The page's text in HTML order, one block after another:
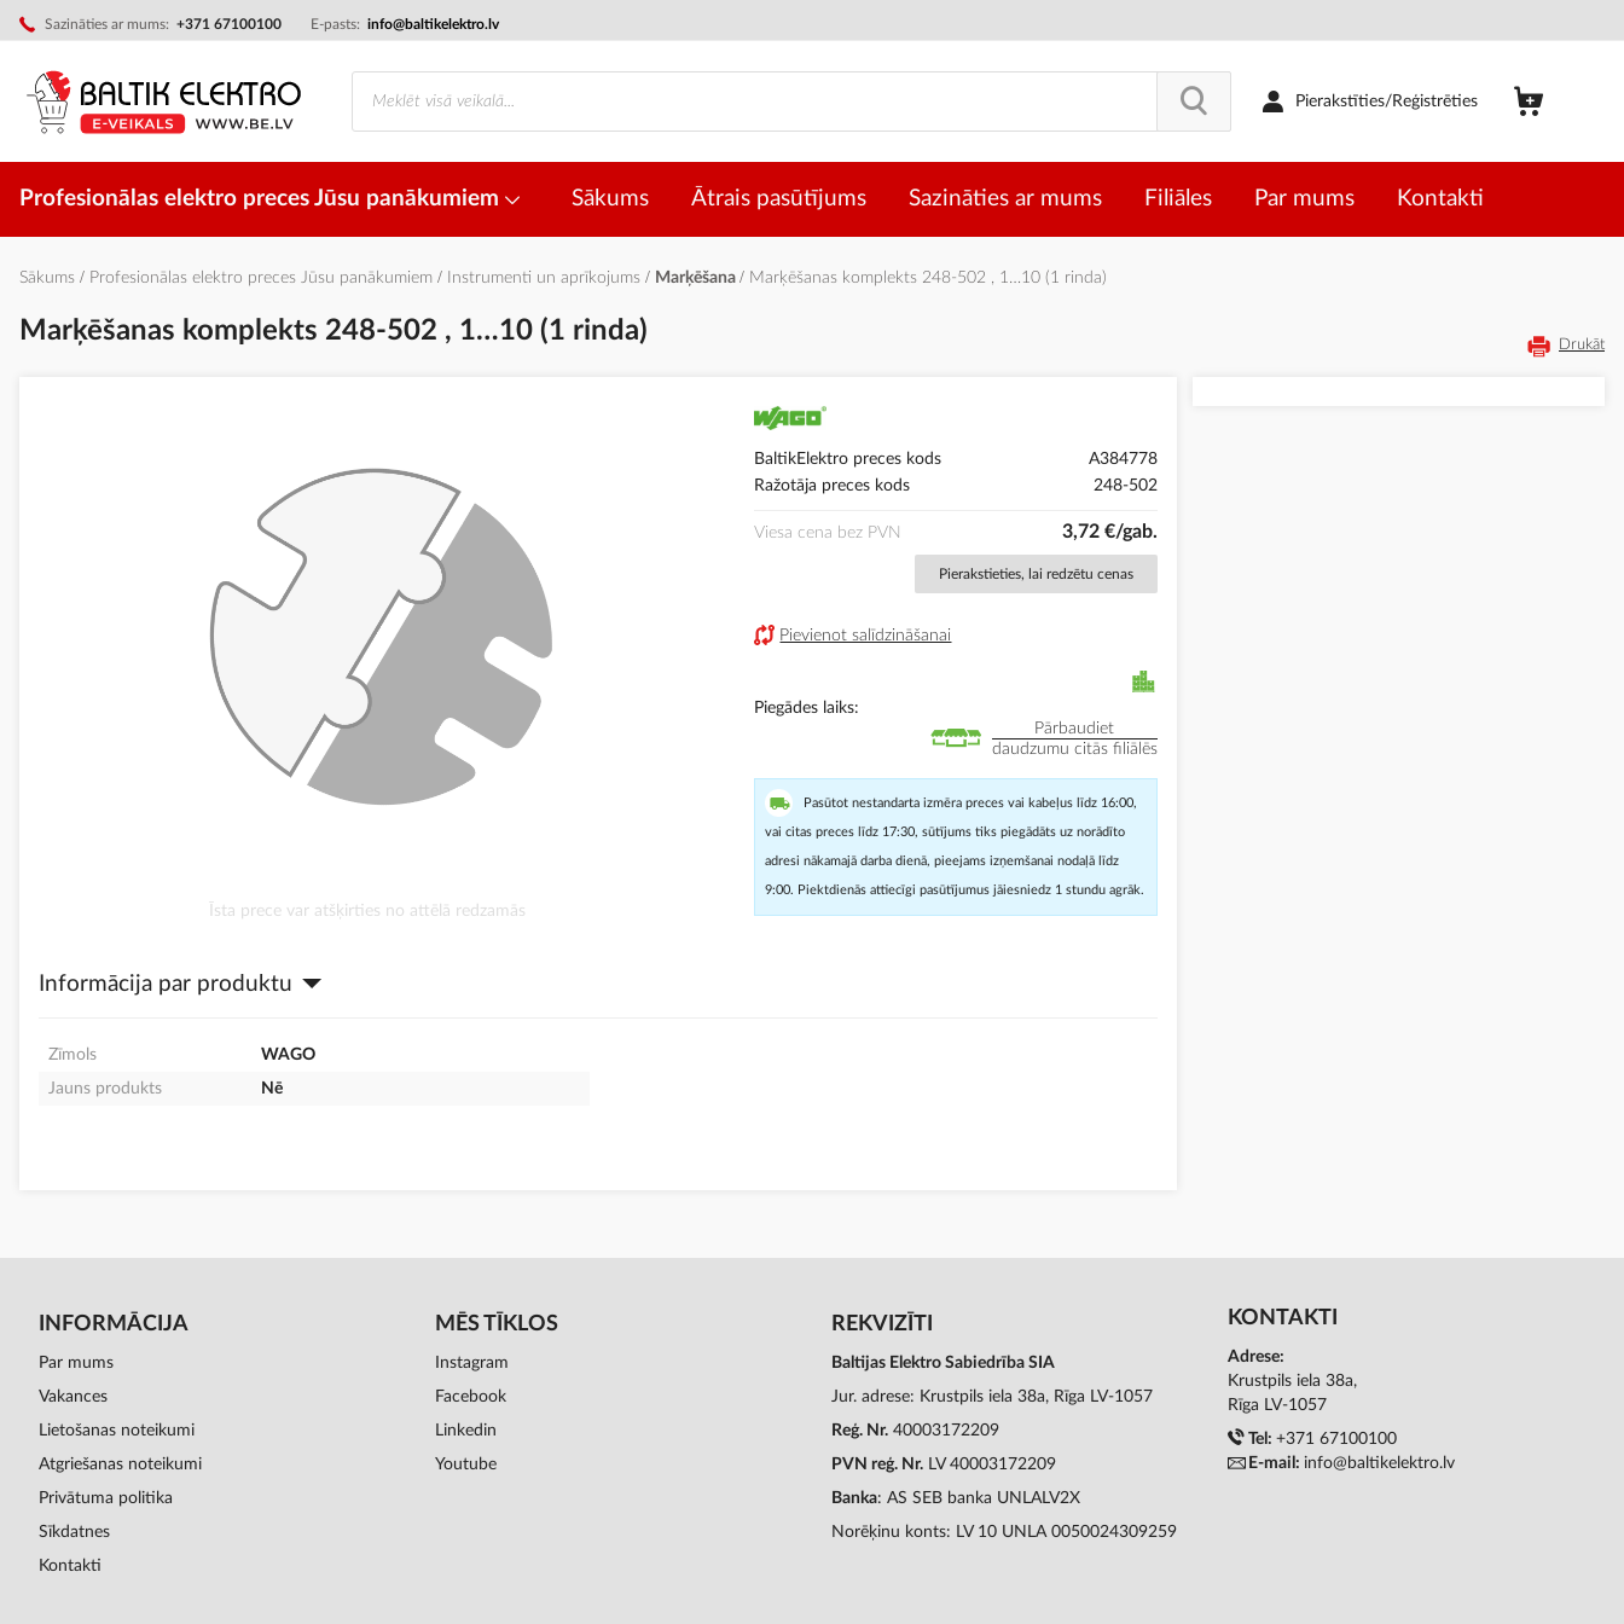
Sazināties ar mums: +371 67100100 E-pasts: info@baltikelektro.lv
Skip
to
Content
Pierakstīties/Reģistrēties
Profesionālas elektro preces Jūsu panākumiem Sākums Ātrais pasūtījums Sazināties ar mums Filiāles Par mums Kontakti
Sākums Profesionālas elektro preces Jūsu panākumiem Instrumenti un aprīkojums Marķēšana Marķēšanas komplekts 248-502 , 1…10 (1 rinda)
Marķēšanas komplekts 248-502 , 1…10 (1 rinda) Drukāt
sākumu
Īsta prece var atšķirties no attēlā redzamās
BaltikElektro preces kods
A384778
Ražotāja preces kods
248-502
Viesa cena bez PVN 3,72 €/gab.
Pierakstieties, lai redzētu cenas
Pievienot salīdzināšanai
Piegādes laiks
Pārbaudiet
daudzumu citās filiālēs
Pasūtot nestandarta izmēra preces vai kabeļus līdz 16:00,
vai citas preces līdz 17:30, sūtījums tiks piegādāts uz norādīto
adresi nākamajā darba dienā, pieejams izņemšanai nodaļā līdz
9:00. Piektdienās attiecīgi pasūtījumus jāiesniedz 1 stundu agrāk.
Informācija par produktu
Zīmols
WAGO
Jauns produkts
Nē
INFORMĀCIJA
Par mums
Vakances
Lietošanas noteikumi
Atgriešanas noteikumi
Privātuma politika
Sīkdatnes
Kontakti
MĒS TĪKLOS
Instagram
Facebook
Linkedin
Youtube
REKVIZĪTI
Baltijas Elektro Sabiedrība SIA
Jur. adrese: Krustpils iela 38a, Rīga LV-1057
Reģ. Nr. 40003172209
PVN reģ. Nr. LV 40003172209
Banka: AS SEB banka UNLALV2X
Norēķinu konts: LV 10 UNLA 0050024309259
KONTAKTI
Adrese:
Krustpils iela 38a,
Rīga LV-1057
Tel: +371 67100100
E-mail: info@baltikelektro.lv